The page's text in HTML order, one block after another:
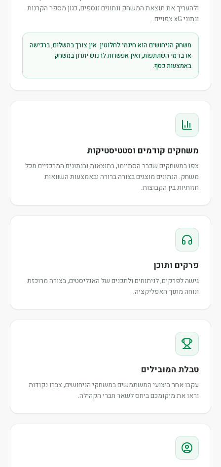
ולהעריך את תוצאת המשחק ונתונים נוספים, כגון מספר הקרנות
ונתוני xG צפויים.
משחק הניחושים הוא חינמי לחלוטין. אין צורך בתשלום, ברכישה
או בדמי השתתפות, ואין אפשרות לרכוש יתרון במשחק
באמצעות כסף.
משחקים קודמים וסטטיסטיקות
צפו במשחקים שכבר הסתיימו, בתוצאות ובנתונים המרכזיים מכל
משחק. הנתונים מוצגים בצורה ברורה ובאמצעות השוואות
חזותיות בין הקבוצות.
פרקים ותוכן
גישה לפרקים, לניתוחים ולתכנים של האנליסטים, בצורה מרוכזת
ונוחה מתוך האפליקציה.
טבלת המובילים
עקבו אחר ביצועי המשתמשים במשחקי הניחושים, צברו נקודות
וראו את מיקומכם ביחס לשאר חברי הקהילה.